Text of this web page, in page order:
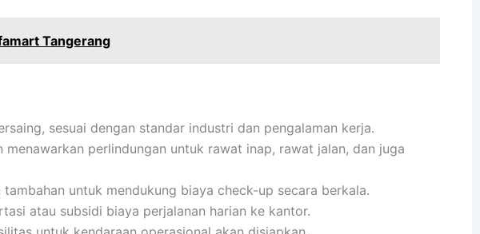
Tangerang
sesuai dengan standar industri dan pengalaman kerja.
menawarkan perlindungan untuk rawat inap, rawat jalan, dan juga
tambahan untuk mendukung biaya check-up secara berkala.
atau subsidi biaya perjalanan harian ke kantor.